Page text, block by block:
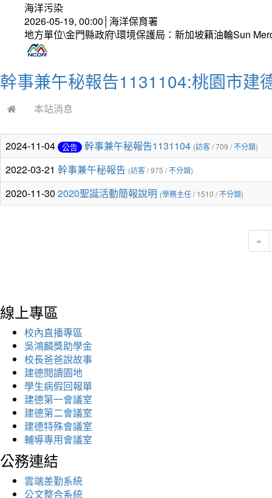
海洋污染
2026-05-19, 00:00│海洋保育署
地方單位\金門縣政府\環境保護局：新加坡籍油輪Sun
幹事兼午秘報告1131104:桃園市建
本站消息
2024-11-04 公告 幹事兼午秘報告1131104 (訪客/ 709 /不分類)
2022-03-21 幹事兼午秘報告 (訪客/ 975 /不分類)
2020-11-30 2020聖誕活動簡報說明 (學務主任/ 1510 /不分類)
«
線上專區
校內直播專區
吳鴻麟獎助學金
校長爸爸說故事
建德閱讀園地
學生病假回報單
建德第一會議室
建德第二會議室
建德特殊會議室
輔導專用會議室
公務連結
雲端差勤系統
公文整合系統